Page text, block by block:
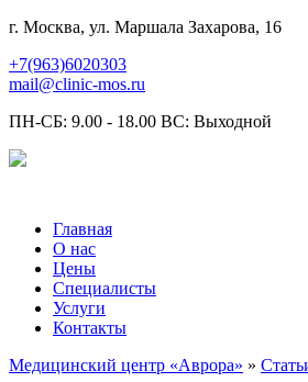
г. Москва, ул. Маршала Захарова, 16
+7(963)6020303
mail@clinic-mos.ru
ПН-СБ: 9.00 - 18.00 ВС: Выходной
Главная
О нас
Цены
Специалисты
Услуги
Контакты
Медицинский центр «Аврора» »